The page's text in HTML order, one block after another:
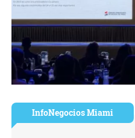
InfoNegocios Miami